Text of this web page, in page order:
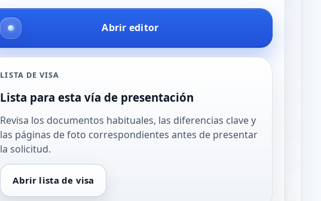
Abrir editor
LISTA DE VISA
Lista para esta vía de presentación
Revisa los documentos habituales, las diferencias clave y
las páginas de foto correspondientes antes de presentar
la solicitud.
Abrir lista de visa